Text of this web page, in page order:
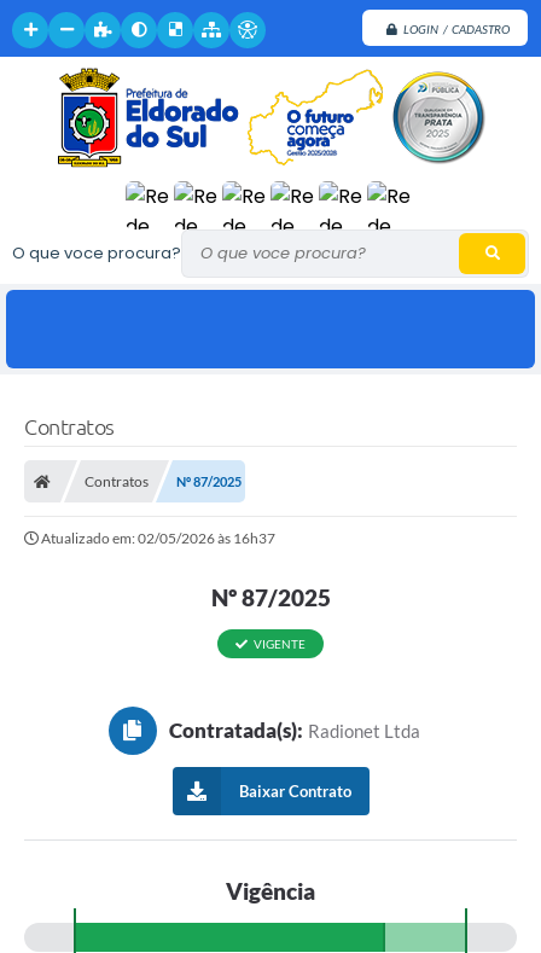
LOGIN / CADASTRO
O que voce procura?
Contratos
Contratos Nº 87/2025
Atualizado em: 02/05/2026 às 16h37
Nº 87/2025
VIGENTE
Contratada(s): Radionet Ltda
Baixar Contrato
Vigência